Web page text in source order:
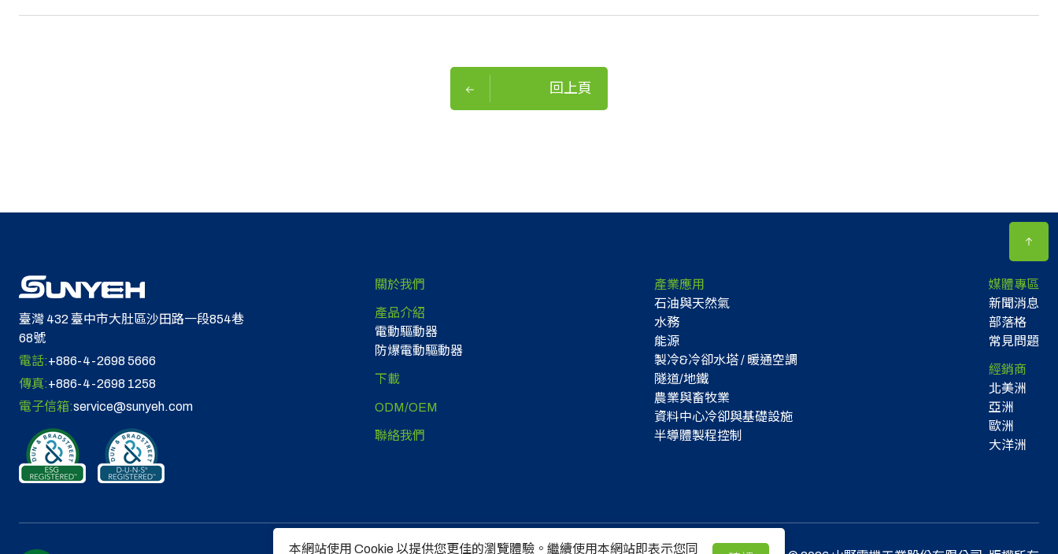
回上頁
臺灣 432 臺中市大肚區沙田路一段854巷
68號
電話:+886-4-2698 5666
傳真:+886-4-2698 1258
電子信箱:service@sunyeh.com
關於我們
產品介紹
電動驅動器
防爆電動驅動器
下載
ODM/OEM
聯絡我們
產業應用
石油與天然氣
水務
能源
製冷&冷卻水塔 / 暖通空調
隧道/地鐵
農業與畜牧業
資料中心冷卻與基礎設施
半導體製程控制
媒體專區
新聞消息
部落格
常見問題
經銷商
北美洲
亞洲
歐洲
大洋洲
本網站使用 Cookie 以提供您更佳的瀏覽體驗。繼續使用本網站即表示您同